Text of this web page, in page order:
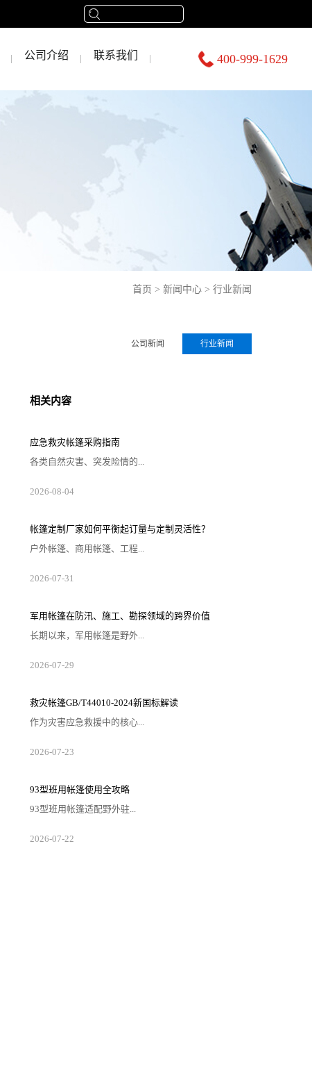
公司介绍 联系我们 400-999-1629
首页 > 新闻中心 > 行业新闻
公司新闻 行业新闻
相关内容
应急救灾帐篷采购指南
各类自然灾害、突发险情的...
2026-08-04
帐篷定制厂家如何平衡起订量与定制灵活性？
户外帐篷、商用帐篷、工程...
2026-07-31
军用帐篷在防汛、施工、勘探领域的跨界价值
长期以来，军用帐篷是野外...
2026-07-29
救灾帐篷GB/T44010-2024新国标解读
作为灾害应急救援中的核心...
2026-07-23
93型班用帐篷使用全攻略
93型班用帐篷适配野外驻...
2026-07-22